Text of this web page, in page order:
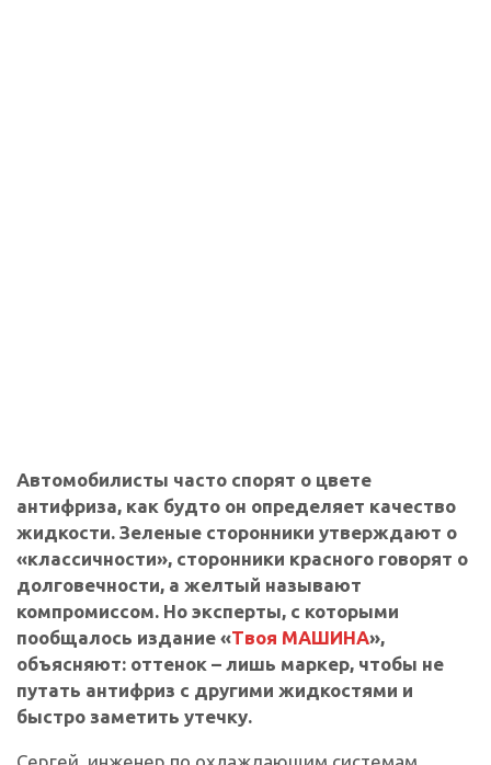
Автомобилисты часто спорят о цвете
антифриза, как будто он определяет качество
жидкости. Зеленые сторонники утверждают о
«классичности», сторонники красного говорят о
долговечности, а желтый называют
компромиссом. Но эксперты, с которыми
пообщалось издание «Твоя МАШИНА»,
объясняют: оттенок – лишь маркер, чтобы не
путать антифриз с другими жидкостями и
быстро заметить утечку.